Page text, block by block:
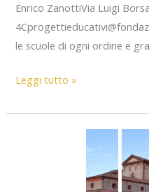
Enrico ZanottiVia Luigi
le scuole di ogni ordine e
Progetto
Cardo
Leggi tutto »